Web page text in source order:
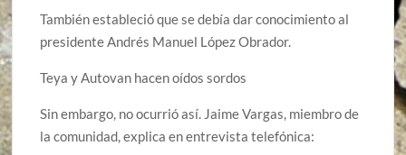
También estableció que se debía dar conocimiento al
presidente Andrés Manuel López Obrador.
Teya y Autovan hacen oídos sordos
Sin embargo, no ocurrió así. Jaime Vargas, miembro de
la comunidad, explica en entrevista telefónica: